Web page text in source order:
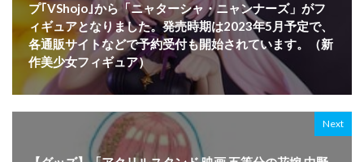
プ｢VShojo｣から「ニャターシャ・ニャンナーズ」がフ
ィギュアとなりました。発売時期は2023年5月予定で、
各通販サイトなどで予約受付も開始されています。（新
作美少女フィギュア）
Next